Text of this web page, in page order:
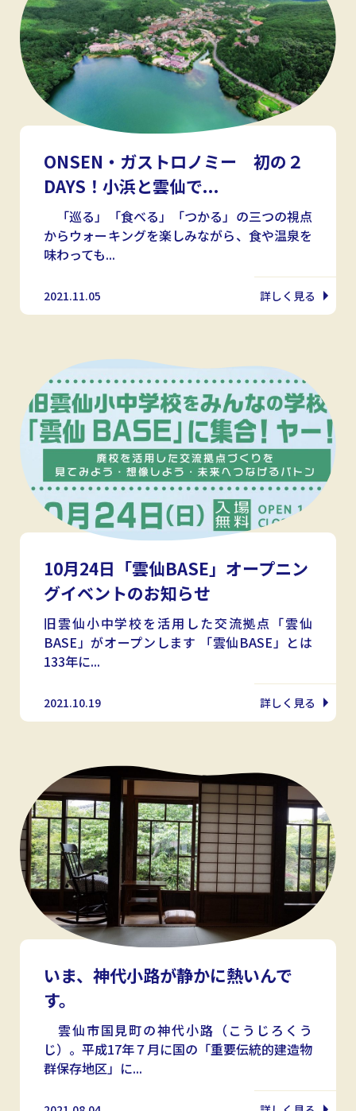
ONSEN・ガストロノミー 初の２
DAYS！小浜と雲仙で...
「巡る」「食べる」「つかる」の三つの視点
からウォーキングを楽しみながら、食や温泉を
味わっても...
2021.11.05 詳しく見る
10月24日「雲仙BASE」オープニン
グイベントのお知らせ
旧雲仙小中学校を活用した交流拠点「雲仙
BASE」がオープンします 「雲仙BASE」とは
133年に...
2021.10.19 詳しく見る
いま、神代小路が静かに熱いんで
す。
雲仙市国見町の神代小路（こうじろくう
じ）。平成17年７月に国の「重要伝統的建造物
群保存地区」に...